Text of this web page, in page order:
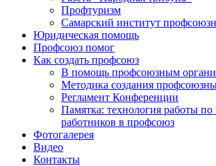
Профтуризм
Самарский институт
Юридическая помощь
Профсоюз помог
Как создать профсоюз
В помощь профсоюзным
Методика создания
Регламент Конференции
Памятка: технология работы
работников в профсоюз
Фотогалерея
Видео
Контакты